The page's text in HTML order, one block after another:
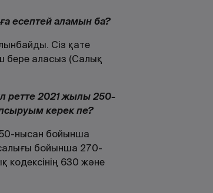
есептей аламын ба?
Сіз қате
бере аласыз (Салық
ретте 2021 жылы 250-
керек пе?
нысан бойынша
бойынша 270-
кодексінің 630 және